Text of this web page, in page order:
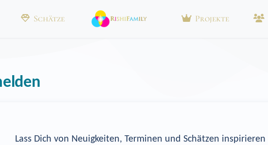
Schätze Projekte
Lass Dich von Neuigkeiten, Terminen und Schätzen inspirieren